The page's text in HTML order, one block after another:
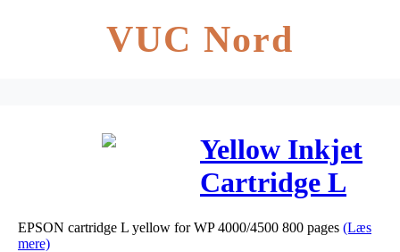
VUC Nord
Yellow Inkjet
Cartridge L
(T7034)
EPSON cartridge L yellow for WP 4000/4500 800 pages (Læs
mere)